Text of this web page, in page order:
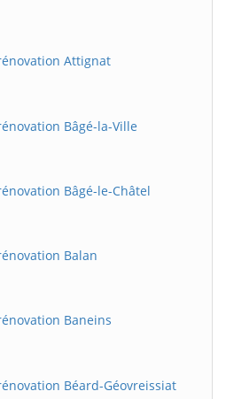
Attignat
Bâgé-la-Ville
Bâgé-le-Châtel
Balan
Baneins
Béard-Géovreissiat